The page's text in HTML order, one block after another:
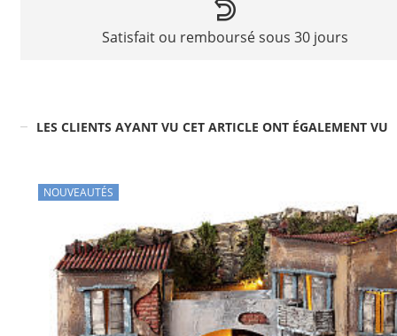
Satisfait ou remboursé sous 30 jours
LES CLIENTS AYANT VU CET ARTICLE ONT ÉGALEMENT VU
NOUVEAUTÉS